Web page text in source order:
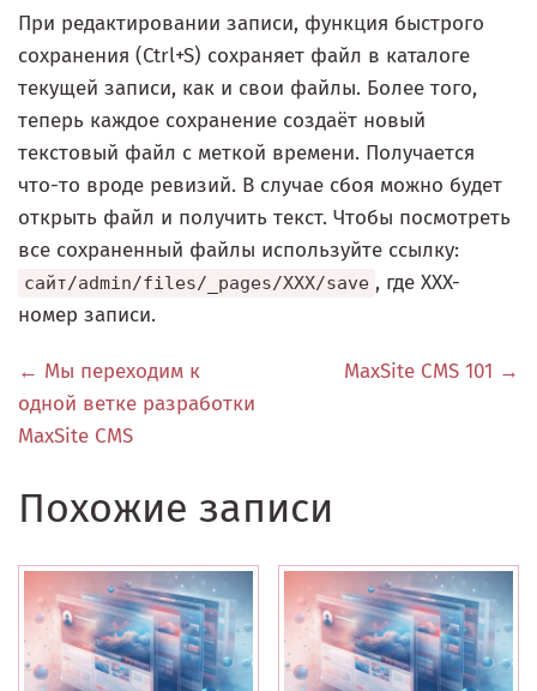
При редактировании записи, функция быстрого
сохранения (Ctrl+S) сохраняет файл в каталоге
текущей записи, как и свои файлы. Более того,
теперь каждое сохранение создаёт новый
текстовый файл с меткой времени. Получается
что-то вроде ревизий. В случае сбоя можно будет
открыть файл и получить текст. Чтобы посмотреть
все сохраненный файлы используйте ссылку:
сайт/admin/files/_pages/XXX/save , где XXX-
номер записи.
← Мы переходим к
одной ветке разработки
MaxSite CMS
MaxSite CMS 101 →
Похожие записи